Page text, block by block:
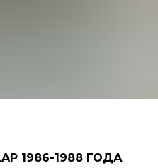
1986-1988 ГОДА